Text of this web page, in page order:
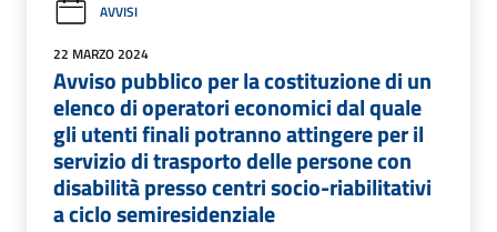
AVVISI
22 MARZO 2024
Avviso pubblico per la costituzione di un
elenco di operatori economici dal quale
gli utenti finali potranno attingere per il
servizio di trasporto delle persone con
disabilità presso centri socio-riabilitativi
a ciclo semiresidenziale